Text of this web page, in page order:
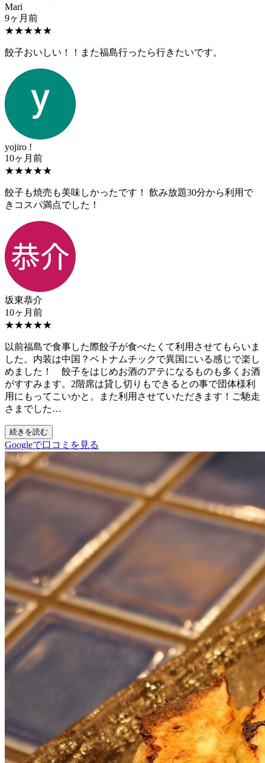
Mari
9ヶ月前
★★★★★
餃子おいしい！！また福島行ったら行きたいです。
yojiro !
10ヶ月前
★★★★★
餃子も焼売も美味しかったです！ 飲み放題30分から利用で
きコスパ満点でした！
坂東恭介
10ヶ月前
★★★★★
以前福島で食事した際餃子が食べたくて利用させてもらいま
した。内装は中国？ベトナムチックで異国にいる感じで楽し
めました！ 餃子をはじめお酒のアテになるものも多くお酒
がすすみます。2階席は貸し切りもできるとの事で団体様利
用にもってこいかと。また利用させていただきます！ご馳走
さまでした…
続きを読む
Googleで口コミを見る